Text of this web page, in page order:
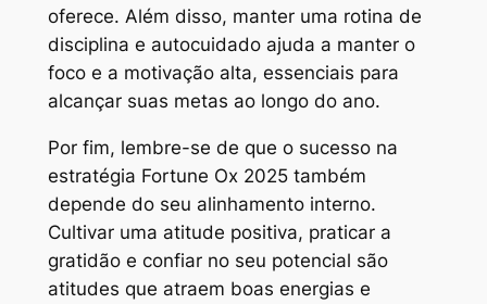
oferece. Além disso, manter uma rotina de
disciplina e autocuidado ajuda a manter o
foco e a motivação alta, essenciais para
alcançar suas metas ao longo do ano.
Por fim, lembre-se de que o sucesso na
estratégia Fortune Ox 2025 também
depende do seu alinhamento interno.
Cultivar uma atitude positiva, praticar a
gratidão e confiar no seu potencial são
atitudes que atraem boas energias e